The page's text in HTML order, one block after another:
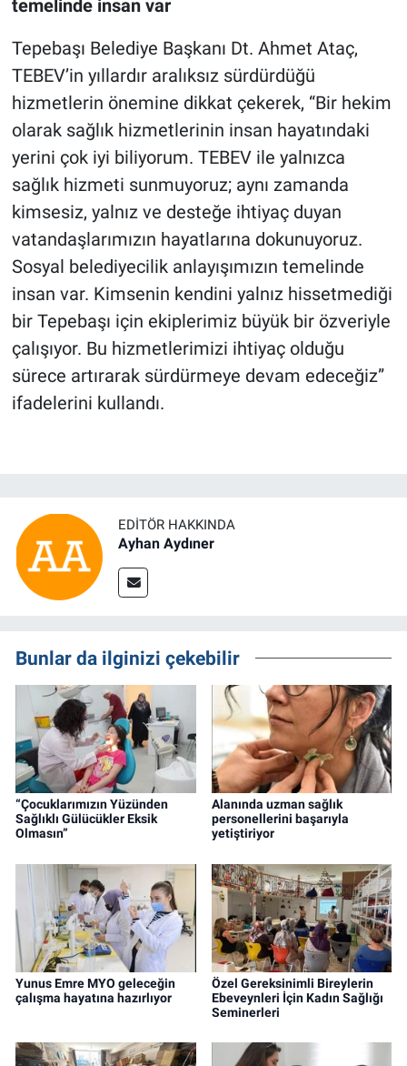
temelinde insan var
Tepebaşı Belediye Başkanı Dt. Ahmet Ataç,
TEBEV’in yıllardır aralıksız sürdürdüğü
hizmetlerin önemine dikkat çekerek, “Bir hekim
olarak sağlık hizmetlerinin insan hayatındaki
yerini çok iyi biliyorum. TEBEV ile yalnızca
sağlık hizmeti sunmuyoruz; aynı zamanda
kimsesiz, yalnız ve desteğe ihtiyaç duyan
vatandaşlarımızın hayatlarına dokunuyoruz.
Sosyal belediyecilik anlayışımızın temelinde
insan var. Kimsenin kendini yalnız hissetmediği
bir Tepebaşı için ekiplerimiz büyük bir özveriyle
çalışıyor. Bu hizmetlerimizi ihtiyaç olduğu
sürece artırarak sürdürmeye devam edeceğiz”
ifadelerini kullandı.
EDITÖR HAKKINDA
Ayhan Aydıner
Bunlar da ilginizi çekebilir
“Çocuklarımızın Yüzünden
Sağlıklı Gülücükler Eksik
Olmasın”
Alanında uzman sağlık
personellerini başarıyla
yetiştiriyor
Yunus Emre MYO geleceğin
çalışma hayatına hazırlıyor
Özel Gereksinimli Bireylerin
Ebeveynleri İçin Kadın Sağlığı
Seminerleri